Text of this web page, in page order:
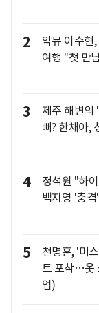
2
악뮤 이수현
여행 "첫 만
3
제주 해변의
뻐? 한채아,
4
정석원 "하
백지영 '충
5
천명훈, '미
트 포착…옷
업)